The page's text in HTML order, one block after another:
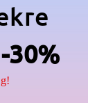
-30%